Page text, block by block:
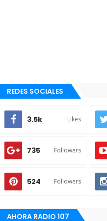
REDES SOCIALES
3.5k Likes
735 Followers
524 Followers
AHORA RADIO 107